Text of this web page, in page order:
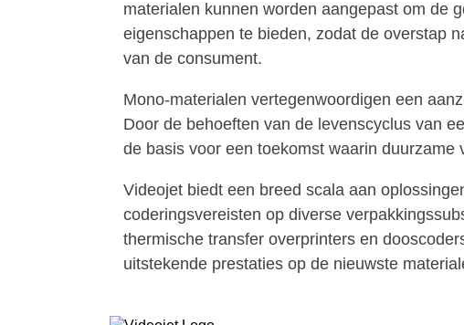
materialen kunnen worden aangepast om de
eigenschappen te bieden, zodat de overstap
van de consument.
Mono-materialen vertegenwoordigen een
Door de behoeften van de levenscyclus van
de basis voor een toekomst waarin
Videojet biedt een breed scala aan
coderingsvereisten op diverse
thermische transfer overprinters en
uitstekende prestaties op de nieuwste